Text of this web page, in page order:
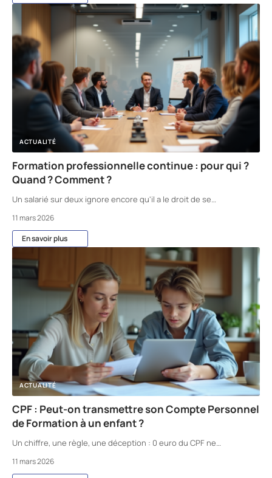
ACTUALITÉ
Formation professionnelle continue : pour qui ?
Quand ? Comment ?
Un salarié sur deux ignore encore qu'il a le droit de se…
11 mars 2026
En savoir plus
ACTUALITÉ
CPF : Peut-on transmettre son Compte Personnel
de Formation à un enfant ?
Un chiffre, une règle, une déception : 0 euro du CPF ne…
11 mars 2026